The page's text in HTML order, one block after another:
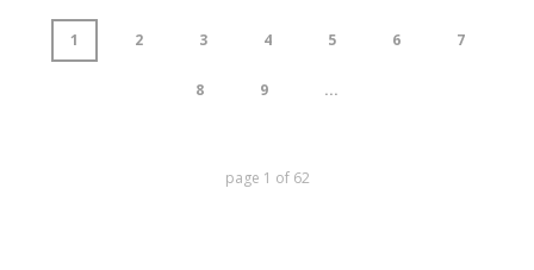
1 2 3 4 5 6 7
8 9 ...
page 1 of 62